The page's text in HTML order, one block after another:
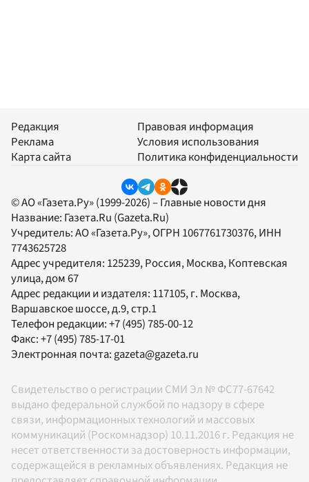
Редакция
Реклама
Карта сайта
Правовая информация
Условия использования
Политика конфиденциальности
© АО «Газета.Ру» (1999-2026) – Главные новости дня
Название: Газета.Ru (Gazeta.Ru)
Учредитель:АО «Газета.Ру», ОГРН 1067761730376, ИНН
7743625728
Адрес учредителя: 125239, Россия, Москва, Коптевская
улица, дом 67
Адрес редакции и издателя: 117105, г. Москва,
Варшавское шоссе, д.9, стр.1
Телефон редакции:+7 (495) 785-00-12
Факс:+7 (495) 785-17-01
Электронная почта: gazeta@gazeta.ru
Свидетельство о регистрации СМИ Эл № ФС77-67642
выдано федеральной службой по надзору в сфере
связи, информационных технологий и массовых
коммуникаций (Роскомнадзор) 10.11.2016 г. Редакция не
несет ответственности за достоверность информации,
содержащейся в рекламных объявлениях. Редакция не